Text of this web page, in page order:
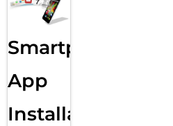
Smartphone
App
Installation